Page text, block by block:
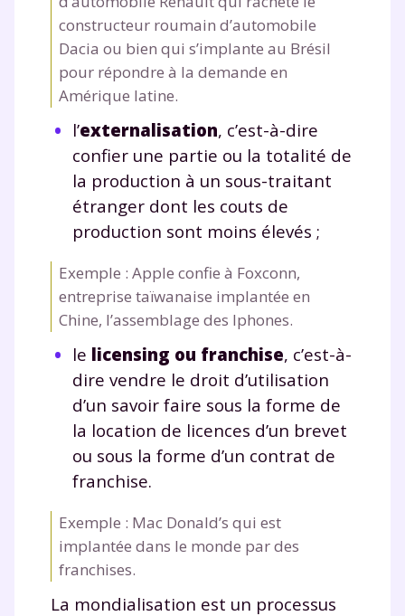
constructeur roumain d’automobile
Dacia ou bien qui s’implante au Brésil
pour répondre à la demande en
Amérique latine.
l’externalisation, c’est-à-dire
confier une partie ou la totalité de
la production à un sous-traitant
étranger dont les couts de
production sont moins élevés ;
Exemple : Apple confie à Foxconn,
entreprise taïwanaise implantée en
Chine, l’assemblage des Iphones.
le licensing ou franchise, c’est-à-
dire vendre le droit d’utilisation
d’un savoir faire sous la forme de
la location de licences d’un brevet
ou sous la forme d’un contrat de
franchise.
Exemple : Mac Donald’s qui est
implantée dans le monde par des
franchises.
La mondialisation est un processus